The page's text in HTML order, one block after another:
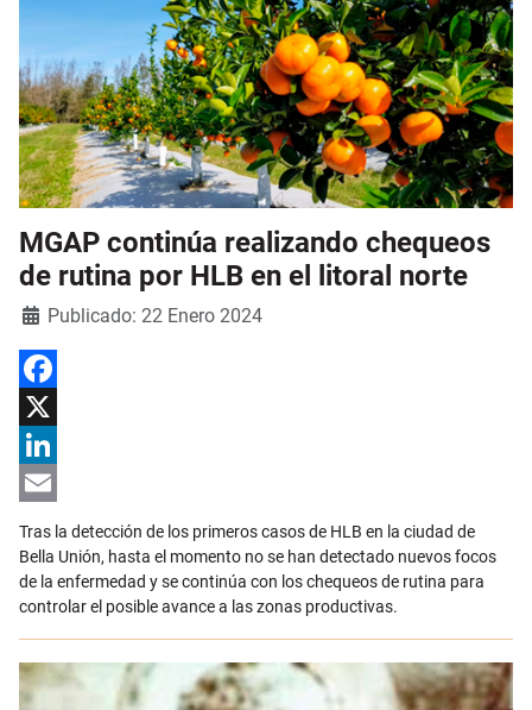
MGAP continúa realizando chequeos
de rutina por HLB en el litoral norte
Detalles
Publicado: 22 Enero 2024
Facebook
X
LinkedIn
Email
Tras la detección de los primeros casos de HLB en la ciudad de
Bella Unión, hasta el momento no se han detectado nuevos focos
de la enfermedad y se continúa con los chequeos de rutina para
controlar el posible avance a las zonas productivas.